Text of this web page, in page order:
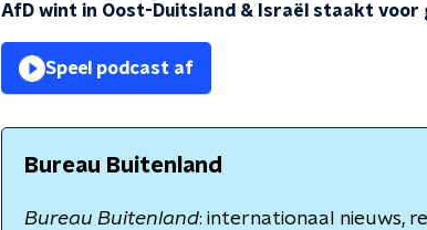
AfD wint in Oost-Duitsland & Israël staakt voor
Speel podcast af
Bureau Buitenland
Bureau Buitenland: internationaal nieuws,